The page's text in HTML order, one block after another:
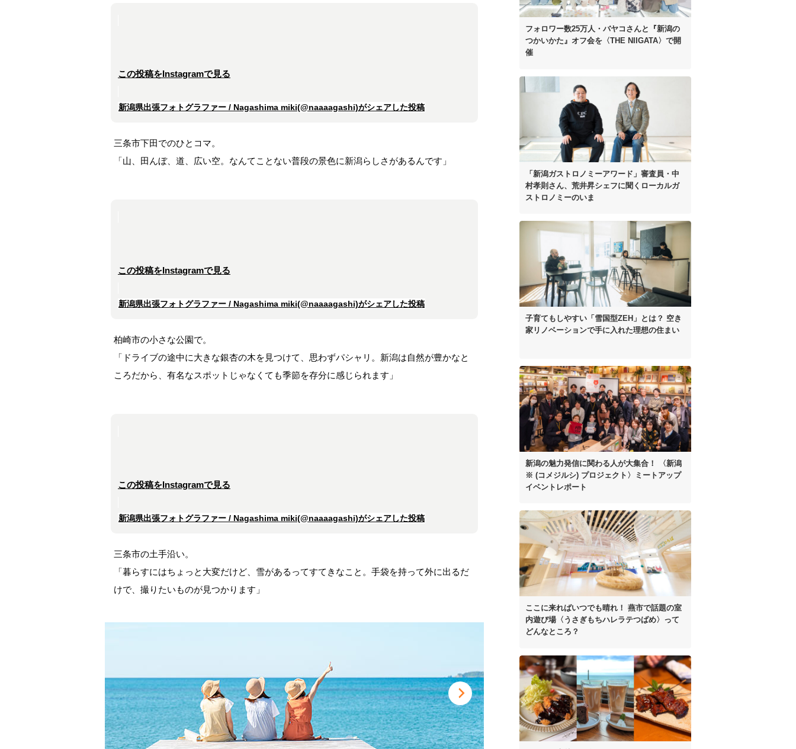
この投稿をInstagramで見る
新潟県出張フォトグラファー / Nagashima miki(@naaaagashi)がシェアした投稿
三条市下田でのひとコマ。
「山、田んぼ、道、広い空。なんてことない普段の景色に新潟らしさがあるんです」
この投稿をInstagramで見る
新潟県出張フォトグラファー / Nagashima miki(@naaaagashi)がシェアした投稿
柏崎市の小さな公園で。
「ドライブの途中に大きな銀杏の木を見つけて、思わずパシャリ。新潟は自然が豊かなと
ころだから、有名なスポットじゃなくても季節を存分に感じられます」
この投稿をInstagramで見る
新潟県出張フォトグラファー / Nagashima miki(@naaaagashi)がシェアした投稿
三条市の土手沿い。
「暮らすにはちょっと大変だけど、雪があるってすてきなこと。手袋を持って外に出るだ
けで、撮りたいものが見つかります」
フォロワー数25万人・ バヤコさんと
『新潟の
つかいかた』オフ会を 〈THE NIIGATA〉で開
催
「新潟ガストロノミーアワード」 審査員・中
村孝則さん、 荒井昇シェフに聞く ローカルガ
ストロノミーのいま
子育てもしやすい 「雪国型ZEH」とは？ 空き
家リノベーションで手に入れた理想の住まい
新潟の魅力発信に 関わる人が大集合！
〈新潟
※ (コメジルシ) プロジェクト〉
ミートアップ
イベントレポート
ここに来ればいつでも晴れ！ 燕市で話題の室
内遊び場 〈うさぎもちハレラテつばめ〉って
どんなところ？